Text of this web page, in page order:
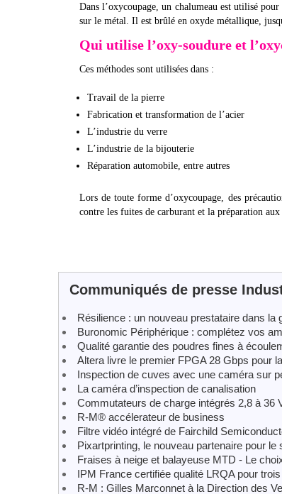
Dans l’oxycoupage, un chalumeau est utilisé
sur le métal. Il est brûlé en oxyde métallique,
Qui utilise l’oxy-soudure et
Ces méthodes sont utilisées dans :
Travail de la pierre
Fabrication et transformation de l’acier
L’industrie du verre
L’industrie de la bijouterie
Réparation automobile, entre autres
Lors de toute forme d’oxycoupage, des
contre les fuites de carburant et la préparation
Communiqués de presse
Résilience : un nouveau prestataire dans la
Buronomic Périphérique : complétez vos
Qualité garantie des poudres fines à
Altera livre le premier FPGA 28 Gbps pour
Inspection de cuves avec une caméra sur
La caméra d’inspection de canalisation
Commutateurs de charge intégrés 2,8 à 36
R-M® accélerateur de business
Filtre vidéo intégré de Fairchild
Pixartprinting, le nouveau partenaire pour le
Fraises à neige et balayeuse MTD - Le
IPM France certifiée qualité LRQA pour
R-M : Gilles Marconnet à la Direction des